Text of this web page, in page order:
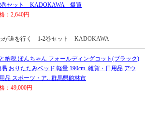
セット KADOKAWA 爆買
：2,640円
が道を行く 1-2巻セット KADOKAWA
納税 ぽんちゃん フォールディングコット(ブラック)
易 おりたたみベッド 軽量 190cm_雑貨・日用品 アウ
品 スポーツ・ア.. 群馬県館林市
：49,000円